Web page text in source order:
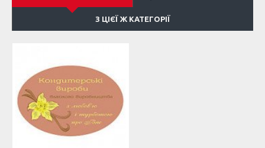
З ЦІЄЇ Ж КАТЕГОРІЇ